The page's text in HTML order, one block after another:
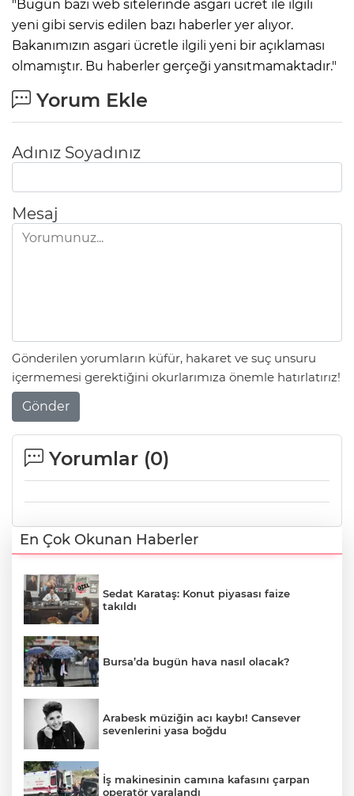
"Bugün bazı web sitelerinde asgari ücret ile ilgili
yeni gibi servis edilen bazı haberler yer alıyor.
Bakanımızın asgari ücretle ilgili yeni bir açıklaması
olmamıştır. Bu haberler gerçeği yansıtmamaktadır."
Yorum Ekle
Adınız Soyadınız
Mesaj
Gönderilen yorumların küfür, hakaret ve suç unsuru
içermemesi gerektiğini okurlarımıza önemle hatırlatırız!
Gönder
Yorumlar (0)
En Çok Okunan Haberler
Sedat Karataş: Konut piyasası faize
takıldı
Bursa’da bugün hava nasıl olacak?
Arabesk müziğin acı kaybı! Cansever
sevenlerini yasa boğdu
İş makinesinin camına kafasını çarpan
operatör yaralandı